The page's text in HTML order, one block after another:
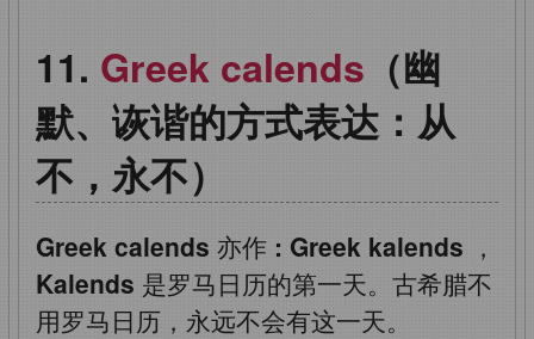
Greek calends （幽
默、诙谐的方式表达：从
不，永不）
Greek calends 亦作 : Greek kalends ，
Kalends 是罗马日历的第一天。古希腊不
用罗马日历，永远不会有这一天。